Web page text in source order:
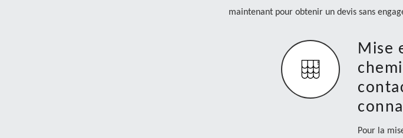
maintenant pour obtenir un devis sans
Mise
Pour la